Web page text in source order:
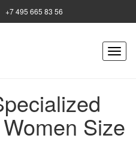
+7 495 665 83 56
Size